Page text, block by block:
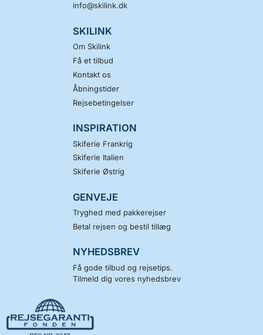
info@skilink.dk
SKILINK
Om Skilink
Få et tilbud
Kontakt os
Åbningstider
Rejsebetingelser
INSPIRATION
Skiferie Frankrig
Skiferie Italien
Skiferie Østrig
GENVEJE
Tryghed med pakkerejser
Betal rejsen og bestil tillæg
NYHEDSBREV
Få gode tilbud og rejsetips.
Tilmeld dig vores nyhedsbrev